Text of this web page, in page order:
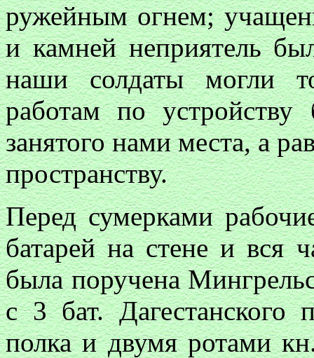
ружейным огнем;
и камней неприятель
наши солдаты могли
работам по устройству
занятого нами места, а
пространству.
Перед сумерками
батарей на стене и вся
была поручена
с 3 бат. Дагестанского
полка и двумя ротами